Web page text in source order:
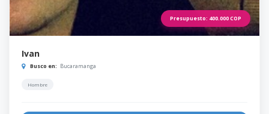
Presupuesto: 400.000COP
Ivan
Busco en: Bucaramanga
Hombre